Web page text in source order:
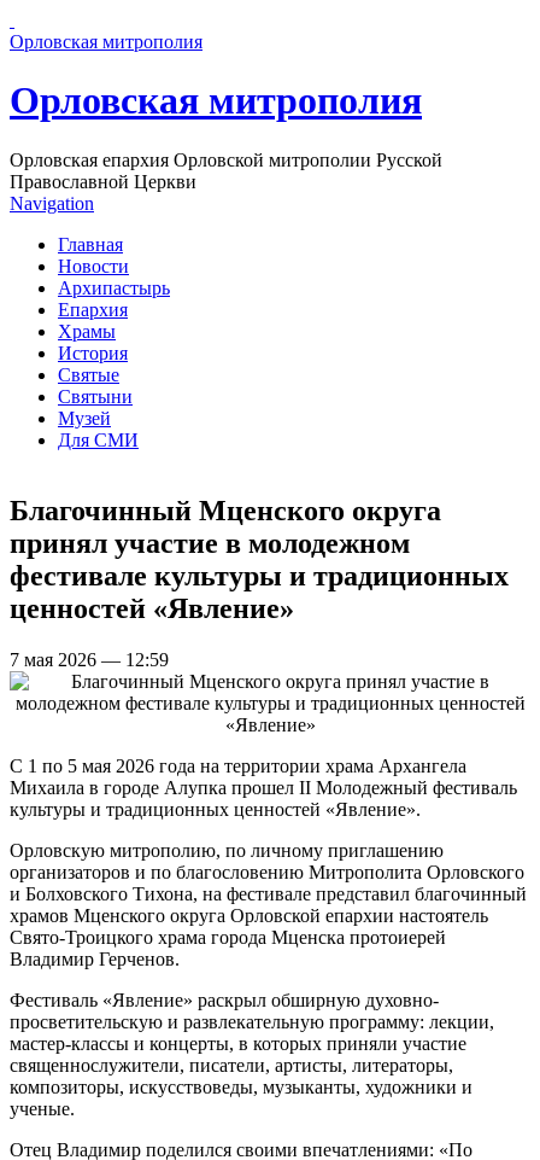
Орловская митрополия
Орловская митрополия
Орловская епархия Орловской митрополии Русской
Православной Церкви
Navigation
Главная
Новости
Архипастырь
Епархия
Храмы
История
Святые
Святыни
Музей
Для СМИ
Благочинный Мценского округа
принял участие в молодежном
фестивале культуры и традиционных
ценностей «Явление»
7 мая 2026 — 12:59
С 1 по 5 мая 2026 года на территории храма Архангела
Михаила в городе Алупка прошел II Молодежный фестиваль
культуры и традиционных ценностей «Явление».
Орловскую митрополию, по личному приглашению
организаторов и по благословению Митрополита Орловского
и Болховского Тихона, на фестивале представил благочинный
храмов Мценского округа Орловской епархии настоятель
Свято-Троицкого храма города Мценска протоиерей
Владимир Герченов.
Фестиваль «Явление» раскрыл обширную духовно-
просветительскую и развлекательную программу: лекции,
мастер-классы и концерты, в которых приняли участие
священнослужители, писатели, артисты, литераторы,
композиторы, искусствоведы, музыканты, художники и
ученые.
Отец Владимир поделился своими впечатлениями: «По